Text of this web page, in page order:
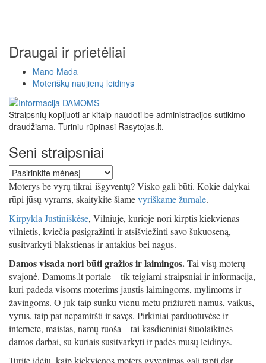
Draugai ir prietėliai
Mano Mada
Moteriškų naujienų leidinys
Straipsnių kopijuoti ar kitaip naudoti be administracijos sutikimo
draudžiama. Turiniu rūpinasi Rasytojas.lt.
Seni straipsniai
Seni
straipsniai
Moterys be vyrų tikrai išgyventų? Visko gali būti. Kokie dalykai
rūpi jūsų vyrams, skaitykite šiamevyriškame žurnale.
Kirpykla Justiniškėse, Vilniuje, kurioje nori kirptis kiekvienas
vilnietis, kviečia pasigražinti ir atsišviežinti savo šukuoseną,
susitvarkyti blakstienas ir antakius bei nagus.
Damos visada nori būti gražios ir laimingos.Tai visų moterų
svajonė. Damoms.lt portale – tik teigiami straipsniai ir informacija,
kuri padeda visoms moterims jaustis laimingoms, mylimoms ir
žavingoms. O juk taip sunku vienu metu prižiūrėti namus, vaikus,
vyrus, taip pat nepamiršti ir savęs. Pirkiniai parduotuvėse ir
internete, maistas, namų ruoša – tai kasdieniniai šiuolaikinės
damos darbai, su kuriais susitvarkyti ir padės mūsų leidinys.
Turite idėjų, kaip kiekvienos moters gyvenimas gali tapti dar